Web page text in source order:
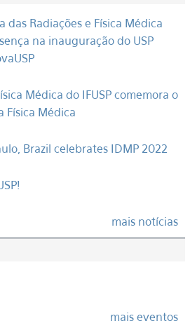
das Radiações e Física Médica
na inauguração do USP
Médica do IFUSP comemora o
Física Médica
Brazil celebrates IDMP 2022
mais notícias
mais eventos